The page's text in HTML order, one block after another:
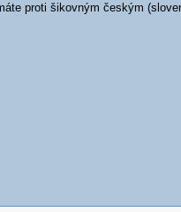
proti šikovným českým